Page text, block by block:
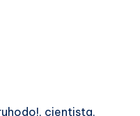
cientista,